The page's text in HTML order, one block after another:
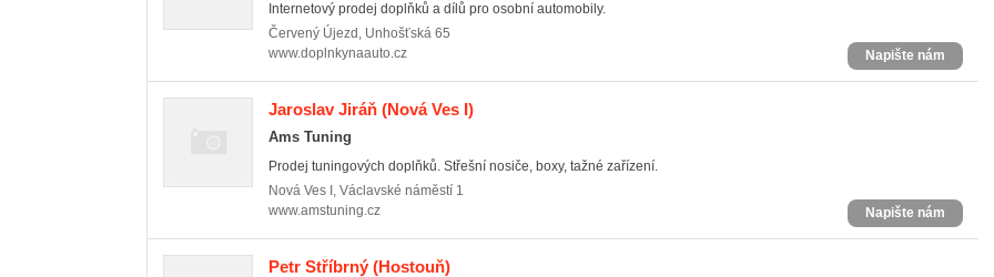
Internetový prodej doplňků a dílů pro osobní automobily.
Červený Újezd , Unhošťská 65
www.doplnkynaauto.cz
Napište nám
Jaroslav Jiráň (Nová Ves I)
Ams Tuning
Prodej tuningových doplňků. Střešní nosiče, boxy, tažné zařízení.
Nová Ves I , Václavské náměstí 1
www.amstuning.cz
Napište nám
Petr Stříbrný (Hostouň)